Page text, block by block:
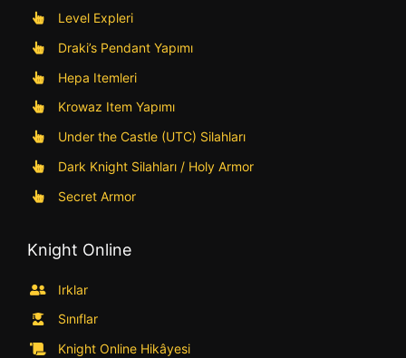
Level Expleri
Draki’s Pendant Yapımı
Hepa Itemleri
Krowaz Item Yapımı
Under the Castle (UTC) Silahları
Dark Knight Silahları / Holy Armor
Secret Armor
Knight Online
Irklar
Sınıflar
Knight Online Hikâyesi